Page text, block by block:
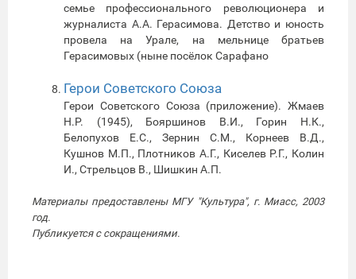
семье профессионального революционера и
журналиста А.А. Герасимова. Детство и юность
провела на Урале, на мельнице братьев
Герасимовых (ныне посёлок Сарафано
Герои Советского Союза
Герои Советского Союза (приложение). Жмаев
Н.Р. (1945), Бояршинов В.И., Горин Н.К.,
Белопухов Е.С., Зернин С.М., Корнеев В.Д.,
Кушнов М.П., Плотников А.Г., Киселев Р.Г., Колин
И., Стрельцов В., Шишкин А.П.
Материалы предоставлены МГУ "Культура", г. Миасс, 2003
год.
Публикуется с сокращениями.